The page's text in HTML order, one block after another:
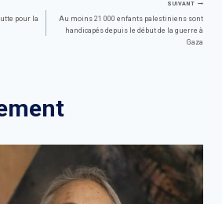
pour la
SUIVANT
Au moins 21 000 enfants palestiniens sont
handicapés depuis le début de la guerre à
Gaza